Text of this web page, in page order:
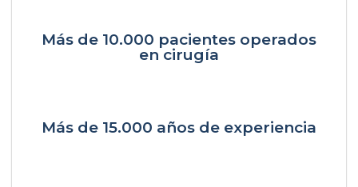
Más de 10.000 pacientes operados
en cirugía
Más de 15.000 años de experiencia